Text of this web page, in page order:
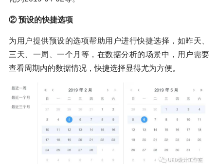
② 预设的快捷选项
为用户提供预设的选项帮助用户进行快捷选择，如昨天、
三天、一周、一个月等，在数据分析的场景中，用户需要
查看周期内的数据情况，快捷选择显得尤为方便。